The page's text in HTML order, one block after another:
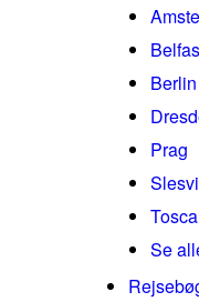
Berlin
Prag
Se